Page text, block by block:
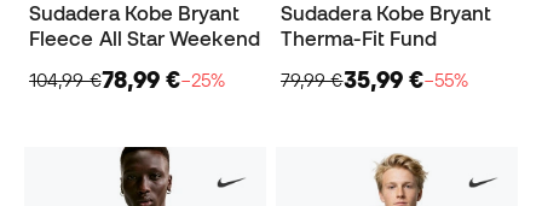
Sudadera Kobe Bryant
Fleece All Star Weekend
104,99 €78,99 €−25%
Sudadera Kobe Bryant
Therma-Fit Fund
79,99 €35,99 €−55%